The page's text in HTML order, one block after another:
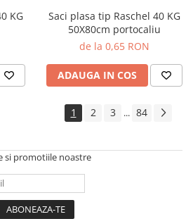
Saci plasa tip Raschel 40 KG
50X80cm portocaliu
de la 0,65 RON
ADAUGA IN COS
1 2 3 ... 84
si promotiile noastre